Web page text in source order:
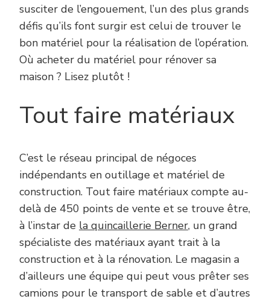
susciter de l’engouement, l’un des plus grands
défis qu’ils font surgir est celui de trouver le
bon matériel pour la réalisation de l’opération.
Où acheter du matériel pour rénover sa
maison ? Lisez plutôt !
Tout faire matériaux
C’est le réseau principal de négoces
indépendants en outillage et matériel de
construction. Tout faire matériaux compte au-
delà de 450 points de vente et se trouve être,
à l’instar de la quincaillerie Berner, un grand
spécialiste des matériaux ayant trait à la
construction et à la rénovation. Le magasin a
d’ailleurs une équipe qui peut vous prêter ses
camions pour le transport de sable et d’autres